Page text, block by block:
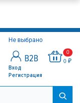
Не выбрано
Вход
Регистрация
0
0 ₽